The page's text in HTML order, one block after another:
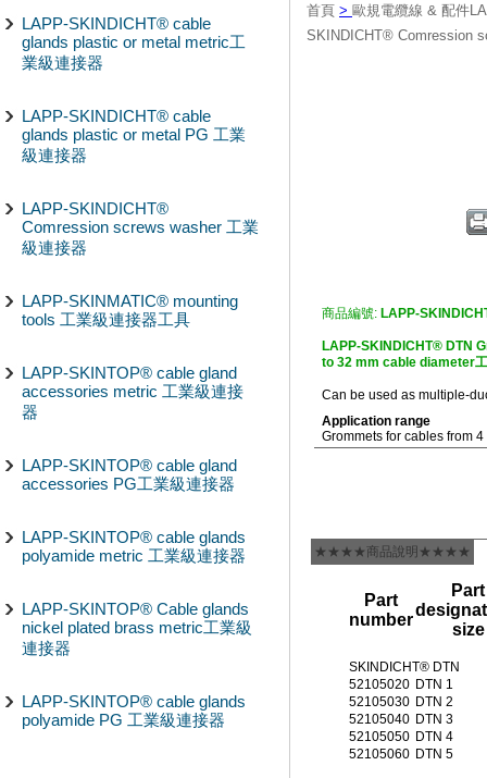
LAPP-SKINDICHT® cable
glands plastic or metal metric工
業級連接器
LAPP-SKINDICHT® cable
glands plastic or metal PG 工業
級連接器
LAPP-SKINDICHT®
Comression screws washer 工業
級連接器
LAPP-SKINMATIC® mounting
tools 工業級連接器工具
LAPP-SKINTOP® cable gland
accessories metric 工業級連接
器
LAPP-SKINTOP® cable gland
accessories PG工業級連接器
LAPP-SKINTOP® cable glands
polyamide metric 工業級連接器
LAPP-SKINTOP® Cable glands
nickel plated brass metric工業級
連接器
LAPP-SKINTOP® cable glands
polyamide PG 工業級連接器
首頁 > 歐規電纜線 & 配件
SKINDICHT® Comression
商品編號: LAPP-
LAPP-SKINDICHT® DTN
to 32 mm cable diameter
Can be used as multiple-
Application range
Grommets for cables from
★★★★商品說明★★★★
Part
number
Part
size
SKINDICHT® DTN
52105020 DTN 1
52105030 DTN 2
52105040 DTN 3
52105050 DTN 4
52105060 DTN 5